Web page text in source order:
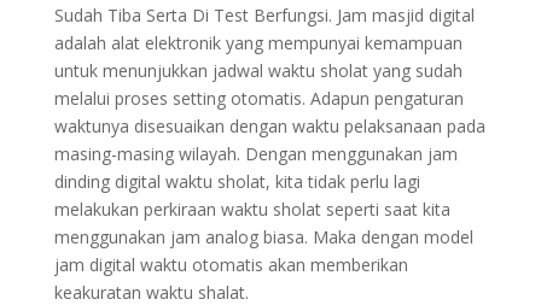
Sudah Tiba Serta Di Test Berfungsi. Jam masjid digital
adalah alat elektronik yang mempunyai kemampuan
untuk menunjukkan jadwal waktu sholat yang sudah
melalui proses setting otomatis. Adapun pengaturan
waktunya disesuaikan dengan waktu pelaksanaan pada
masing-masing wilayah. Dengan menggunakan jam
dinding digital waktu sholat, kita tidak perlu lagi
melakukan perkiraan waktu sholat seperti saat kita
menggunakan jam analog biasa. Maka dengan model
jam digital waktu otomatis akan memberikan
keakuratan waktu shalat.